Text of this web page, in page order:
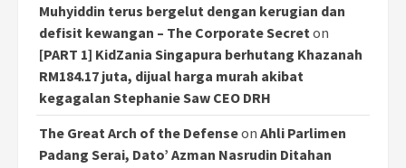
Muhyiddin terus bergelut dengan kerugian dan
defisit kewangan – The Corporate Secreton
[PART 1] KidZania Singapura berhutang Khazanah
RM184.17 juta, dijual harga murah akibat
kegagalan Stephanie Saw CEO DRH
The Great Arch of the Defenseon Ahli Parlimen
Padang Serai, Dato’ Azman Nasrudin Ditahan